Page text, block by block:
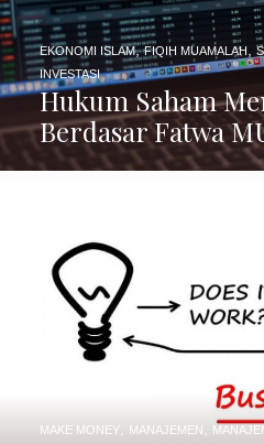
Hukum Saham
Berdasar Fatwa
EKONOMI ISLAM,FIQIH MUAMALAH
INVESTASI
MAKE MONEY, MANAJEMEN ,